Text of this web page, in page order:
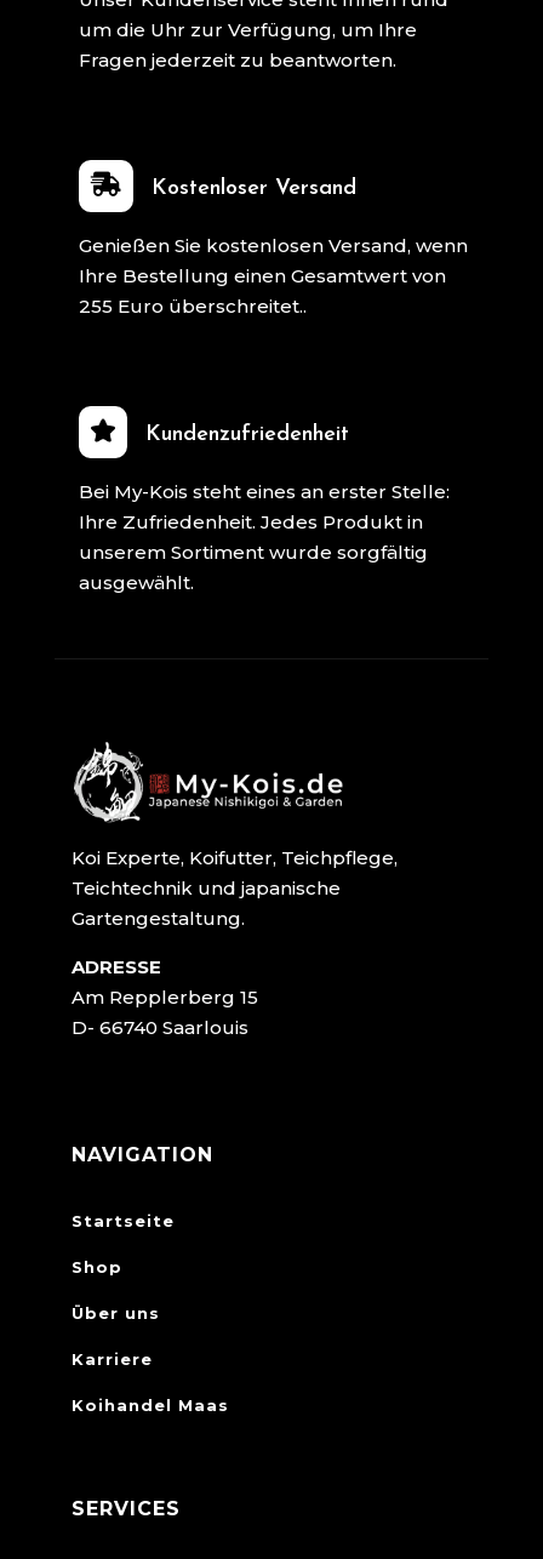
um die Uhr zur Verfügung, um Ihre
Fragen jederzeit zu beantworten.
 Kostenloser Versand
Genießen Sie kostenlosen Versand, wenn
Ihre Bestellung einen Gesamtwert von
255 Euro überschreitet..
Kundenzufriedenheit
Bei My-Kois steht eines an erster Stelle:
Ihre Zufriedenheit. Jedes Produkt in
unserem Sortiment wurde sorgfältig
ausgewählt.
Koi Experte, Koifutter, Teichpflege,
Teichtechnik und japanische
Gartengestaltung.
ADRESSE
Am Repplerberg 15
D- 66740 Saarlouis
NAVIGATION
Startseite
Shop
Über uns
Karriere
Koihandel Maas
SERVICES